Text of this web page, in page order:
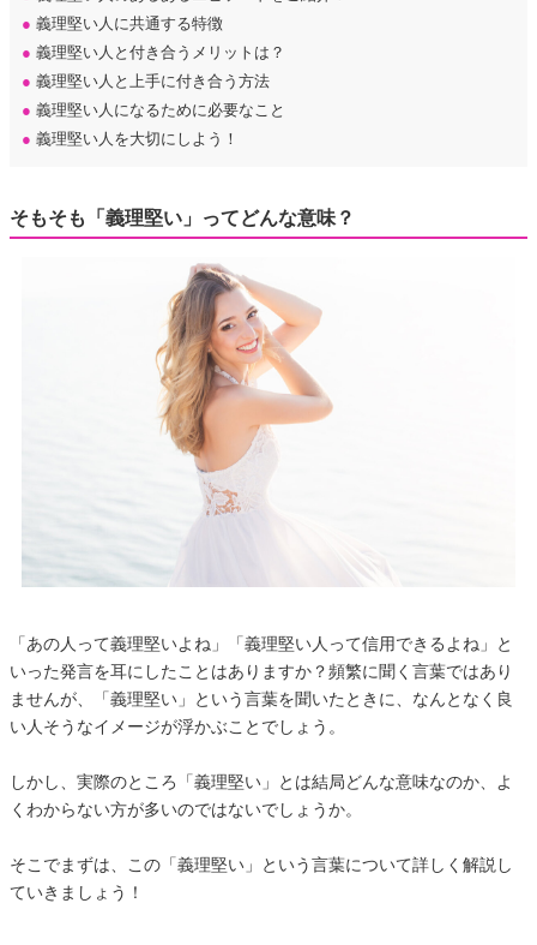
● 義理堅い人に共通する特徴
● 義理堅い人と付き合うメリットは？
● 義理堅い人と上手に付き合う方法
● 義理堅い人になるために必要なこと
● 義理堅い人を大切にしよう！
そもそも「義理堅い」ってどんな意味？
「あの人って義理堅いよね」「義理堅い人って信用できるよね」と
いった発言を耳にしたことはありますか？頻繁に聞く言葉ではあり
ませんが、「義理堅い」という言葉を聞いたときに、なんとなく良
い人そうなイメージが浮かぶことでしょう。
しかし、実際のところ「義理堅い」とは結局どんな意味なのか、よ
くわからない方が多いのではないでしょうか。
そこでまずは、この「義理堅い」という言葉について詳しく解説し
ていきましょう！